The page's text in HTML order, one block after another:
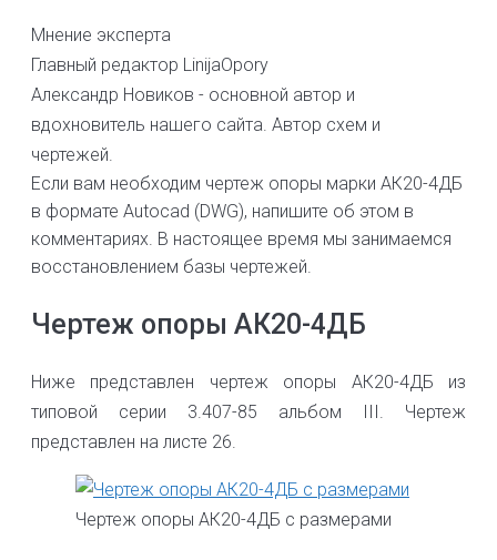
Мнение эксперта
Главный редактор LinijaOpory
Александр Новиков - основной автор и
вдохновитель нашего сайта. Автор схем и
чертежей.
Если вам необходим чертеж опоры марки АК20-4ДБ
в формате Autocad (DWG), напишите об этом в
комментариях. В настоящее время мы занимаемся
восстановлением базы чертежей.
Чертеж опоры АК20-4ДБ
Ниже представлен чертеж опоры АК20-4ДБ из
типовой серии 3.407-85 альбом III. Чертеж
представлен на листе 26.
Чертеж опоры АК20-4ДБ с размерами